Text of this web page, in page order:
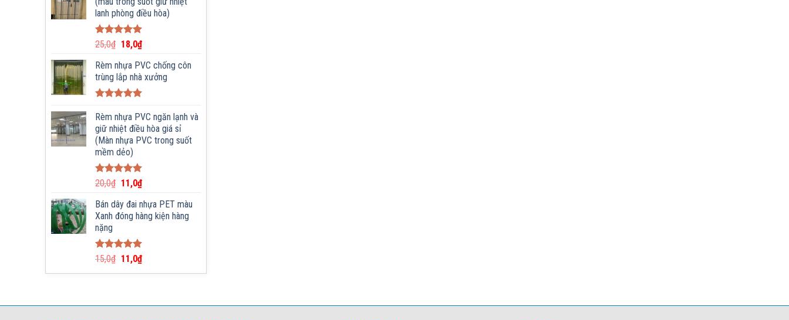
lanh phòng điều hòa)
Được xếp
hạng
5.00
5 sao
25,0₫ 18,0₫
Rèm nhựa PVC chống côn
trùng lắp nhà xưởng
hạng5.00
5 sao
Rèm nhựa PVC ngăn lạnh và
giữ nhiệt điều hòa giá sỉ
(Màn nhựa PVC trong suốt
mềm dẻo)
Được xếp
hạng
5.00
5 sao
20,0₫ 11,0₫
Bán dây đai nhựa PET màu
Xanh đóng hàng kiện hàng
nặng
Được xếp
hạng
5.00
5 sao
15,0₫ 11,0₫